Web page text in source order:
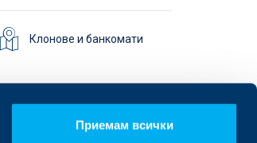
Приемам всички
Клонове и банкомати